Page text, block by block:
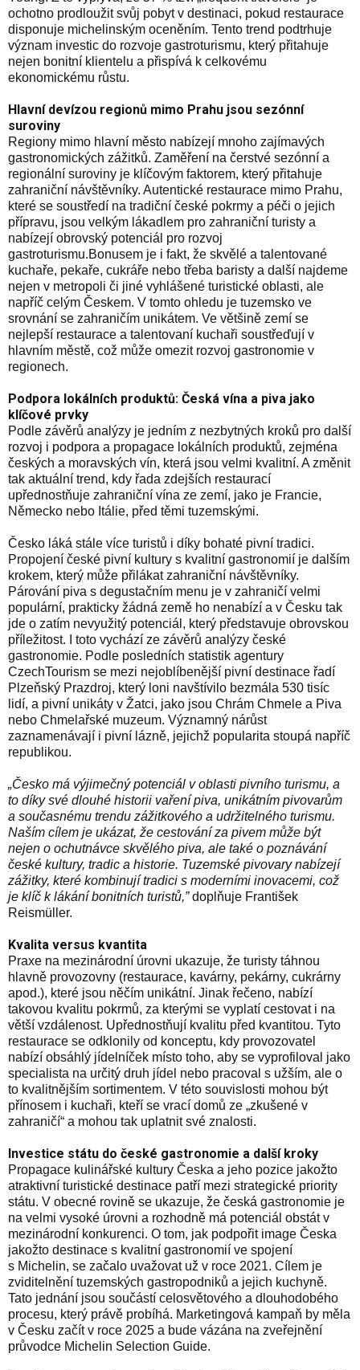
ochotno prodloužit svůj pobyt v destinaci, pokud restaurace
disponuje michelinským oceněním. Tento trend podtrhuje
význam investic do rozvoje gastroturismu, který přitahuje
nejen bonitní klientelu a přispívá k celkovému
ekonomickému růstu.
Hlavní devízou regionů mimo Prahu jsou sezónní
suroviny
Regiony mimo hlavní město nabízejí mnoho zajímavých
gastronomických zážitků. Zaměření na čerstvé sezónní a
regionální suroviny je klíčovým faktorem, který přitahuje
zahraniční návštěvníky. Autentické restaurace mimo Prahu,
které se soustředí na tradiční české pokrmy a péči o jejich
přípravu, jsou velkým lákadlem pro zahraniční turisty a
nabízejí obrovský potenciál pro rozvoj
gastroturismu.Bonusem je i fakt, že skvělé a talentované
kuchaře, pekaře, cukráře nebo třeba baristy a další najdeme
nejen v metropoli či jiné vyhlášené turistické oblasti, ale
napříč celým Českem. V tomto ohledu je tuzemsko ve
srovnání se zahraničím unikátem. Ve většině zemí se
nejlepší restaurace a talentovaní kuchaři soustřeďují v
hlavním městě, což může omezit rozvoj gastronomie v
regionech.
Podpora lokálních produktů: Česká vína a piva jako
klíčové prvky
Podle závěrů analýzy je jedním z nezbytných kroků pro další
rozvoj i podpora a propagace lokálních produktů, zejména
českých a moravských vín, která jsou velmi kvalitní. A změnit
tak aktuální trend, kdy řada zdejších restaurací
upřednostňuje zahraniční vína ze zemí, jako je Francie,
Německo nebo Itálie, před těmi tuzemskými.
Česko láká stále více turistů i díky bohaté pivní tradici.
Propojení české pivní kultury s kvalitní gastronomií je dalším
krokem, který může přilákat zahraniční návštěvníky.
Párování piva s degustačním menu je v zahraničí velmi
populární, prakticky žádná země ho nenabízí a v Česku tak
jde o zatím nevyužitý potenciál, který představuje obrovskou
příležitost. I toto vychází ze závěrů analýzy české
gastronomie. Podle posledních statistik agentury
CzechTourism se mezi nejoblíbenější pivní destinace řadí
Plzeňský Prazdroj, který loni navštívilo bezmála 530 tisíc
lidí, a pivní unikáty v Žatci, jako jsou Chrám Chmele a Piva
nebo Chmelařské muzeum. Významný nárůst
zaznamenávají i pivní lázně, jejichž popularita stoupá napříč
republikou.
„Česko má výjimečný potenciál v oblasti pivního turismu, a
to díky své dlouhé historii vaření piva, unikátním pivovarům
a současnému trendu zážitkového a udržitelného turismu.
Naším cílem je ukázat, že cestování za pivem může být
nejen o ochutnávce skvělého piva, ale také o poznávání
české kultury, tradic a historie. Tuzemské pivovary nabízejí
zážitky, které kombinují tradici s moderními inovacemi, což
je klíč k lákání bonitních turistů,”doplňuje František
Reismüller.
Kvalita versus kvantita
Praxe na mezinárodní úrovni ukazuje, že turisty táhnou
hlavně provozovny (restaurace, kavárny, pekárny, cukrárny
apod.), které jsou něčím unikátní. Jinak řečeno, nabízí
takovou kvalitu pokrmů, za kterými se vyplatí cestovat i na
větší vzdálenost. Upřednostňují kvalitu před kvantitou. Tyto
restaurace se odklonily od konceptu, kdy provozovatel
nabízí obsáhlý jídelníček místo toho, aby se vyprofiloval jako
specialista na určitý druh jídel nebo pracoval s užším, ale o
to kvalitnějším sortimentem. V této souvislosti mohou být
přínosem i kuchaři, kteří se vrací domů ze „zkušené v
zahraničí“ a mohou tak uplatnit své znalosti.
Investice státu do české gastronomie a další kroky
Propagace kulinářské kultury Česka a jeho pozice jakožto
atraktivní turistické destinace patří mezi strategické priority
státu. V obecné rovině se ukazuje, že česká gastronomie je
na velmi vysoké úrovni a rozhodně má potenciál obstát v
mezinárodní konkurenci. O tom, jak podpořit image Česka
jakožto destinace s kvalitní gastronomií ve spojení
s Michelin, se začalo uvažovat už v roce 2021. Cílem je
zviditelnění tuzemských gastropodniků a jejich kuchyně.
Tato jednání jsou součástí celosvětového a dlouhodobého
procesu, který právě probíhá. Marketingová kampaň by měla
v Česku začít v roce 2025 a bude vázána na zveřejnění
průvodce Michelin Selection Guide.